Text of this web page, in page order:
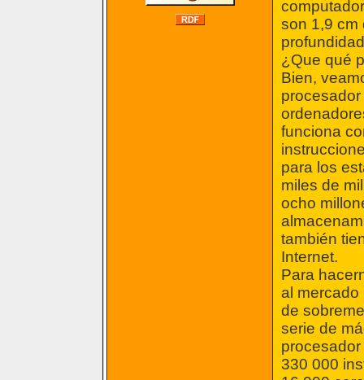
son 1,9 cm
¿Que qué
Bien,
funciona
para los
miles de
ocho
también
Internet.
Para
al mercado
de
serie de
330 000